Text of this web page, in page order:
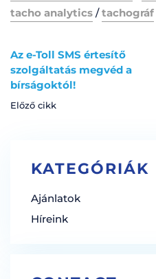
tacho analytics /tachográf
Az e-Toll SMS értesítő
szolgáltatás megvéd a
bírságoktól!
Előző cikk
KATEGÓRIÁK
Ajánlatok
Híreink